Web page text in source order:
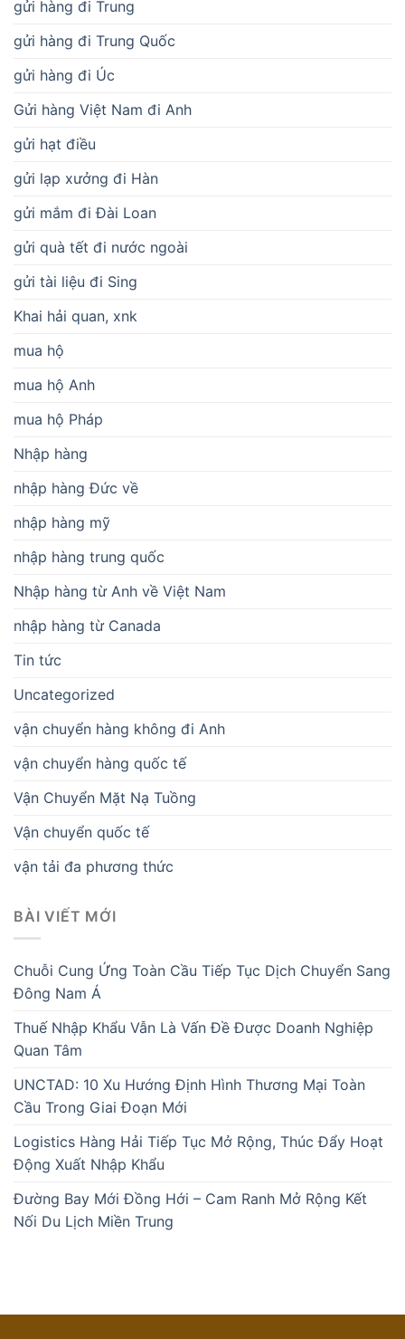
gửi hàng đi Trung
gửi hàng đi Trung Quốc
gửi hàng đi Úc
Gửi hàng Việt Nam đi Anh
gửi hạt điều
gửi lạp xưởng đi Hàn
gửi mắm đi Đài Loan
gửi quà tết đi nước ngoài
gửi tài liệu đi Sing
Khai hải quan, xnk
mua hộ
mua hộ Anh
mua hộ Pháp
Nhập hàng
nhập hàng Đức về
nhập hàng mỹ
nhập hàng trung quốc
Nhập hàng từ Anh về Việt Nam
nhập hàng từ Canada
Tin tức
Uncategorized
vận chuyển hàng không đi Anh
vận chuyển hàng quốc tế
Vận Chuyển Mặt Nạ Tuồng
Vận chuyển quốc tế
vận tải đa phương thức
BÀI VIẾT MỚI
Chuỗi Cung Ứng Toàn Cầu Tiếp Tục Dịch Chuyển Sang
Đông Nam Á
Thuế Nhập Khẩu Vẫn Là Vấn Đề Được Doanh Nghiệp
Quan Tâm
UNCTAD: 10 Xu Hướng Định Hình Thương Mại Toàn
Cầu Trong Giai Đoạn Mới
Logistics Hàng Hải Tiếp Tục Mở Rộng, Thúc Đẩy Hoạt
Động Xuất Nhập Khẩu
Đường Bay Mới Đồng Hới – Cam Ranh Mở Rộng Kết
Nối Du Lịch Miền Trung